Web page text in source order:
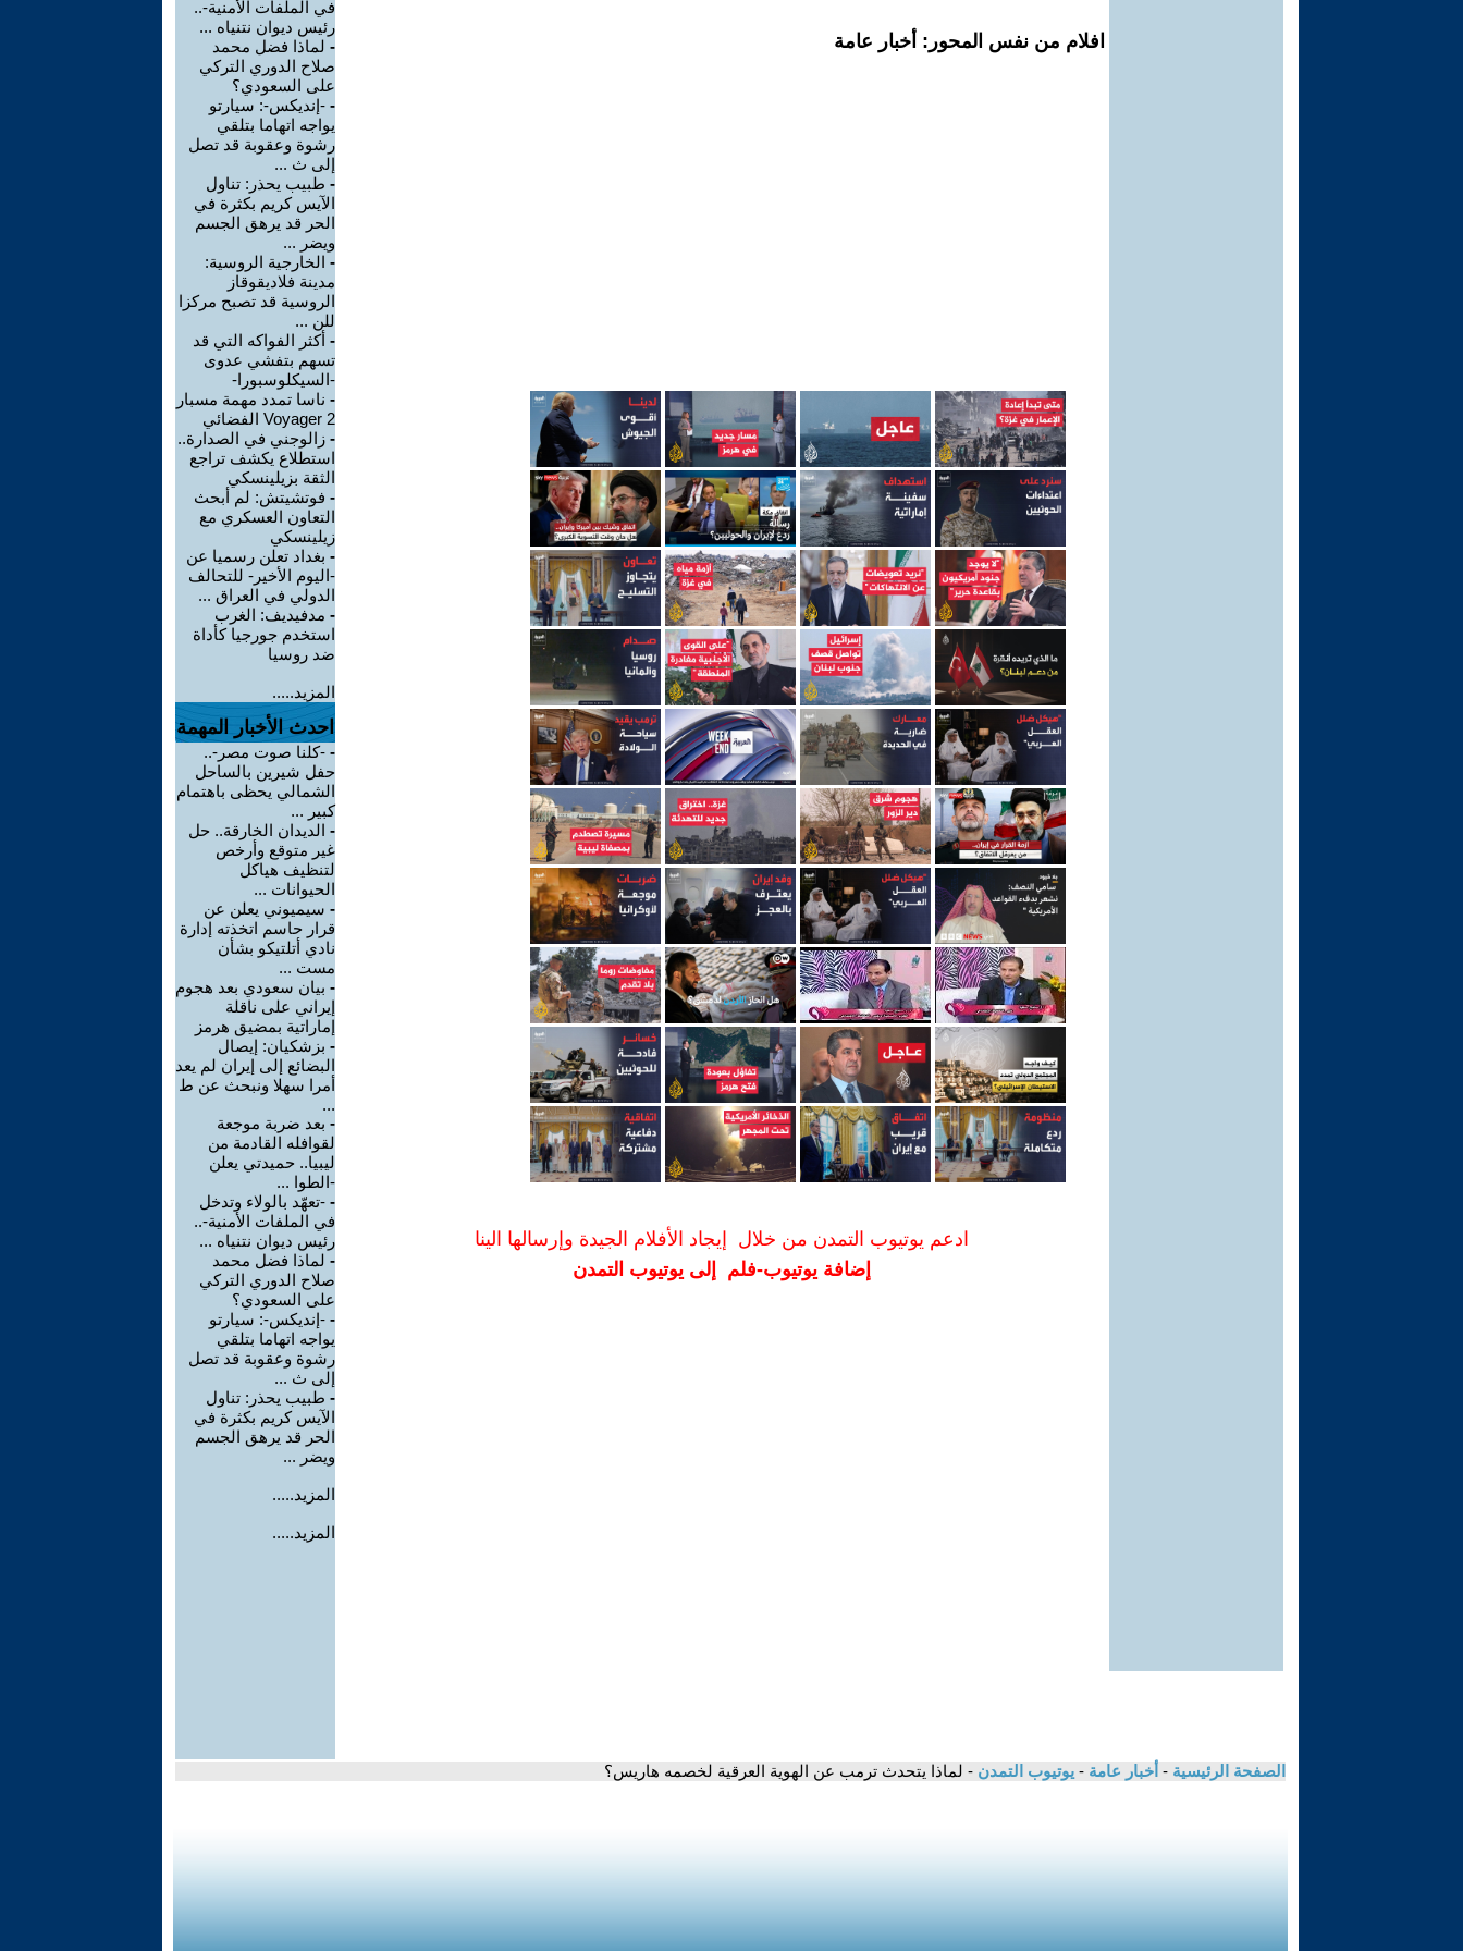
افلام من نفس المحور: أخبار عامة
ادعم يوتيوب التمدن من خلال إيجاد الأفلام الجيدة وإرسالها الينا
إضافة يوتيوب-فلم إلى يوتيوب التمدن
في الملفات الأمنية-..
رئيس ديوان نتنياه ...
- لماذا فضل محمد
صلاح الدوري التركي
على السعودي؟
- -إنديكس-: سيارتو
يواجه اتهاما بتلقي
رشوة وعقوبة قد تصل
إلى ث ...
- طبيب يحذر: تناول
الآيس كريم بكثرة في
الحر قد يرهق الجسم
ويضر ...
- الخارجية الروسية:
مدينة فلاديقوقاز
الروسية قد تصبح مركزا
للن ...
- أكثر الفواكه التي قد
تسهم بتفشي عدوى
-السيكلوسبورا-
- ناسا تمدد مهمة مسبار
Voyager 2 الفضائي
- زالوجني في الصدارة..
استطلاع يكشف تراجع
الثقة بزيلينسكي
- فوتشيتش: لم أبحث
التعاون العسكري مع
زيلينسكي
- بغداد تعلن رسميا عن
-اليوم الأخير- للتحالف
الدولي في العراق ...
- مدفيديف: الغرب
استخدم جورجيا كأداة
ضد روسيا
المزيد.....
احدث الأخبار المهمة
- -كلنا صوت مصر-..
حفل شيرين بالساحل
الشمالي يحظى باهتمام
كبير ...
- الديدان الخارقة.. حل
غير متوقع وأرخص
لتنظيف هياكل
الحيوانات ...
- سيميوني يعلن عن
قرار حاسم اتخذته إدارة
نادي أتلتيكو بشأن
مست ...
- بيان سعودي بعد هجوم
إيراني على ناقلة
إماراتية بمضيق هرمز
- بزشكيان: إيصال
البضائع إلى إيران لم يعد
أمرا سهلا ونبحث عن ط
...
- بعد ضربة موجعة
لقوافله القادمة من
ليبيا.. حميدتي يعلن
-الطوا ...
- -تعهّد بالولاء وتدخل
في الملفات الأمنية-..
رئيس ديوان نتنياه ...
- لماذا فضل محمد
صلاح الدوري التركي
على السعودي؟
- -إنديكس-: سيارتو
يواجه اتهاما بتلقي
رشوة وعقوبة قد تصل
إلى ث ...
- طبيب يحذر: تناول
الآيس كريم بكثرة في
الحر قد يرهق الجسم
ويضر ...
المزيد.....
المزيد.....
الصفحة الرئيسية - أخبار عامة - يوتيوب التمدن - لماذا يتحدث ترمب عن الهوية العرقية لخصمه هاريس؟